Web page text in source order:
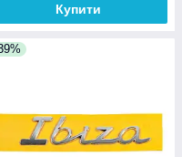
Купити